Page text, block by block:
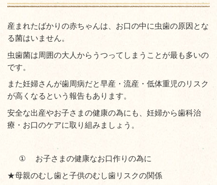
産まれたばかりの赤ちゃんは、お口の中に虫歯の原因とな
る菌はいません。
虫歯菌は周囲の大人からうつってしまうことが最も多いの
です。
また妊婦さんが歯周病だと早産・流産・低体重児のリスク
が高くなるという報告もあります。
安全な出産やお子さまの健康の為にも、妊婦から歯科治
療・お口のケアに取り組みましょう。
① お子さまの健康なお口作りの為に
★母親のむし歯と子供のむし歯リスクの関係